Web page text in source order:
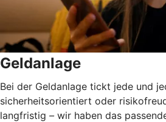
Geldanlage
Bei der Geldanlage tickt jede und
sicherheitsorientiert oder
langfristig – wir haben das